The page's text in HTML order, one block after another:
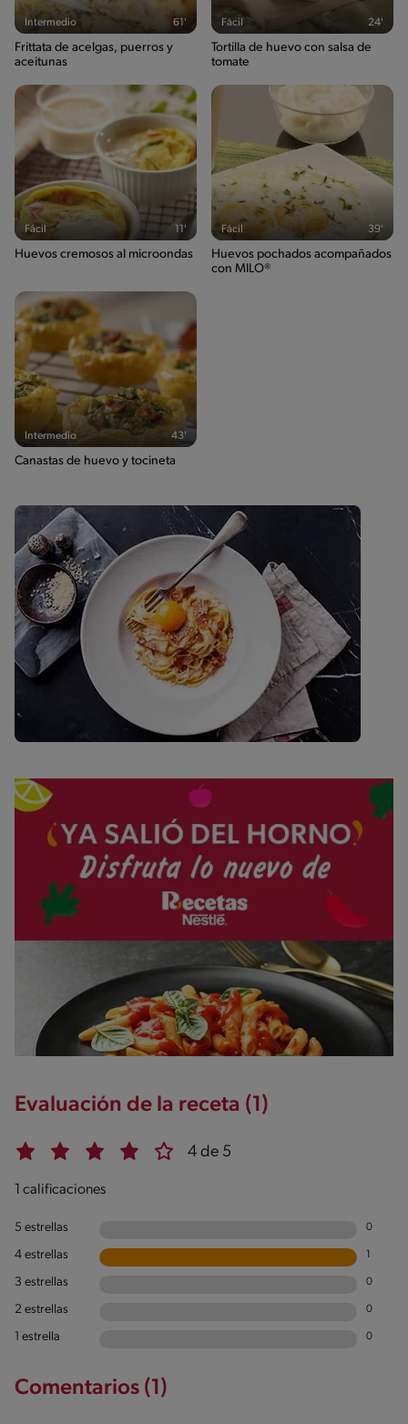
332g / 16%
Saturedfat
6g / 0%
0g / %
Sodio
587g / 0%
Salt
1.4g / %
Intermedio 61'
Frittata de acelgas, puerros y
aceitunas
Fácil 24'
Tortilla de huevo con salsa de
tomate
Fácil 11'
Huevos cremosos al microondas
Fácil 39'
Huevos pochados acompañados
con MILO®
Intermedio 43'
Canastas de huevo y tocineta
Evaluación de la receta (1)
4 de 5
1 calificaciones
5 estrellas 0
4 estrellas
3 estrellas 0
2 estrellas 0
1 estrella 0
Comentarios (1)